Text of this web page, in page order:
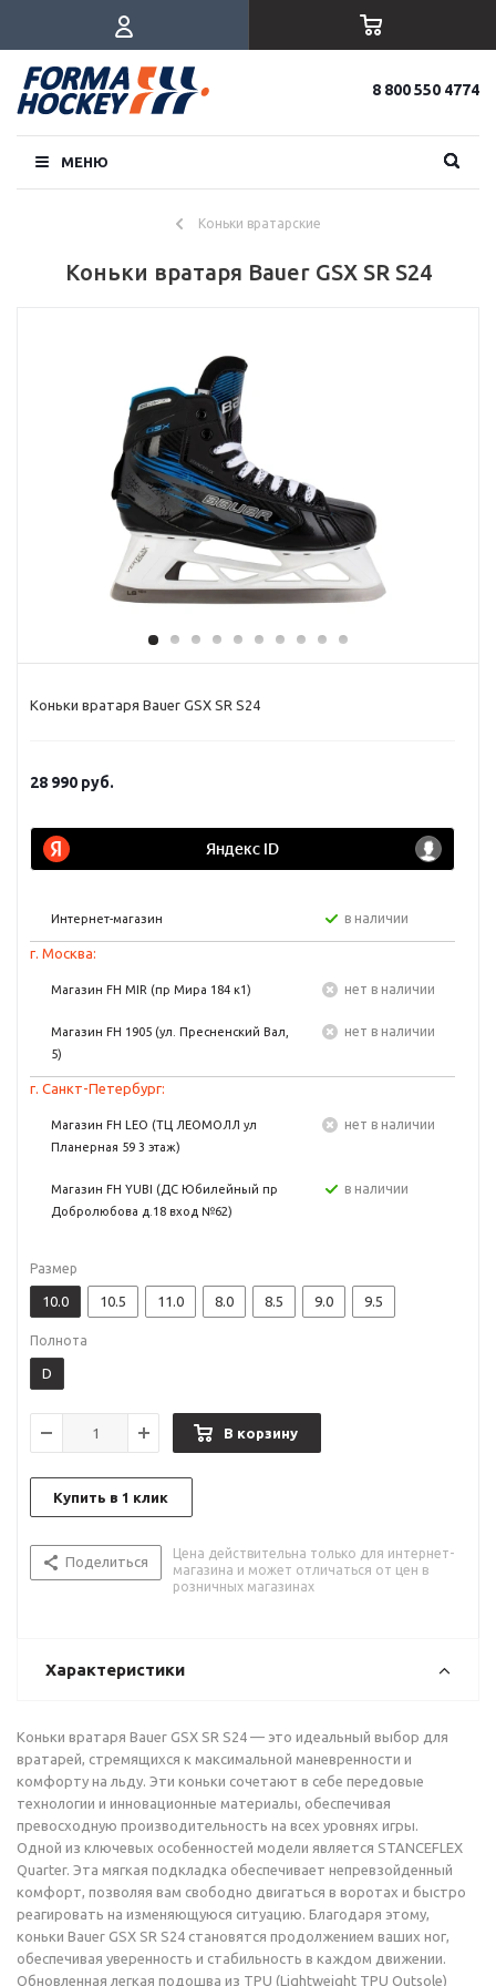
8 800 550 4774
МЕНЮ
Коньки вратарские
Коньки вратаря Bauer GSX SR S24
Коньки вратаря Bauer GSX SR S24
28 990 руб.
Интернет-магазин в наличии
г. Москва:
Магазин FH MIR (пр Мира 184 к1) Нет в наличии
Магазин FH 1905 (ул. Пресненский Вал,
5)
Нет в наличии
г. Санкт-Петербург:
Магазин FH LEO (ТЦ ЛЕОМОЛЛ ул
Планерная 59 3 этаж)
Нет в наличии
Магазин FH YUBI (ДС Юбилейный пр
Добролюбова д.18 вход №62)
в наличии
Размер
10.0 10.5 11.0 8.0 8.5 9.0 9.5
Полнота
D
В корзину
Купить в 1 клик
Поделиться
Цена действительна только для интернет-
магазина и может отличаться от цен в
розничных магазинах
Характеристики
Коньки вратаря Bauer GSX SR S24 — это идеальный выбор для
вратарей, стремящихся к максимальной маневренности и
комфорту на льду. Эти коньки сочетают в себе передовые
технологии и инновационные материалы, обеспечивая
превосходную производительность на всех уровнях игры.
Одной из ключевых особенностей модели является STANCEFLEX
Quarter. Эта мягкая подкладка обеспечивает непревзойденный
комфорт, позволяя вам свободно двигаться в воротах и быстро
реагировать на изменяющуюся ситуацию. Благодаря этому,
коньки Bauer GSX SR S24 становятся продолжением ваших ног,
обеспечивая уверенность и стабильность в каждом движении.
Обновленная легкая подошва из TPU (Lightweight TPU Outsole)